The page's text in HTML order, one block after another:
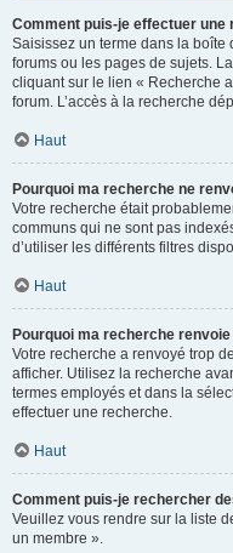
Comment puis-je effectuer une
Saisissez un terme dans la boîte
forums ou les pages de sujets.
cliquant sur le lien « Recherche
forum. L’accès à la recherche
Haut
Pourquoi ma recherche ne
Votre recherche était
communs qui ne sont pas
d’utiliser les différents filtres
Haut
Pourquoi ma recherche
Votre recherche a renvoyé trop
afficher. Utilisez la recherche
termes employés et dans la
effectuer une recherche.
Haut
Comment puis-je rechercher
Veuillez vous rendre sur la liste
un membre ».